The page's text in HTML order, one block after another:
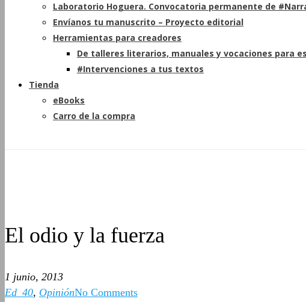
Laboratorio Hoguera. Convocatoria permanente de
Envíanos tu manuscrito – Proyecto editorial
Herramientas para creadores
De talleres literarios, manuales y vocaciones para
#Intervenciones a tus textos
Tienda
eBooks
Carro de la compra
El odio y la fuerza
1 junio, 2013
Ed_40, OpiniónNo Comments